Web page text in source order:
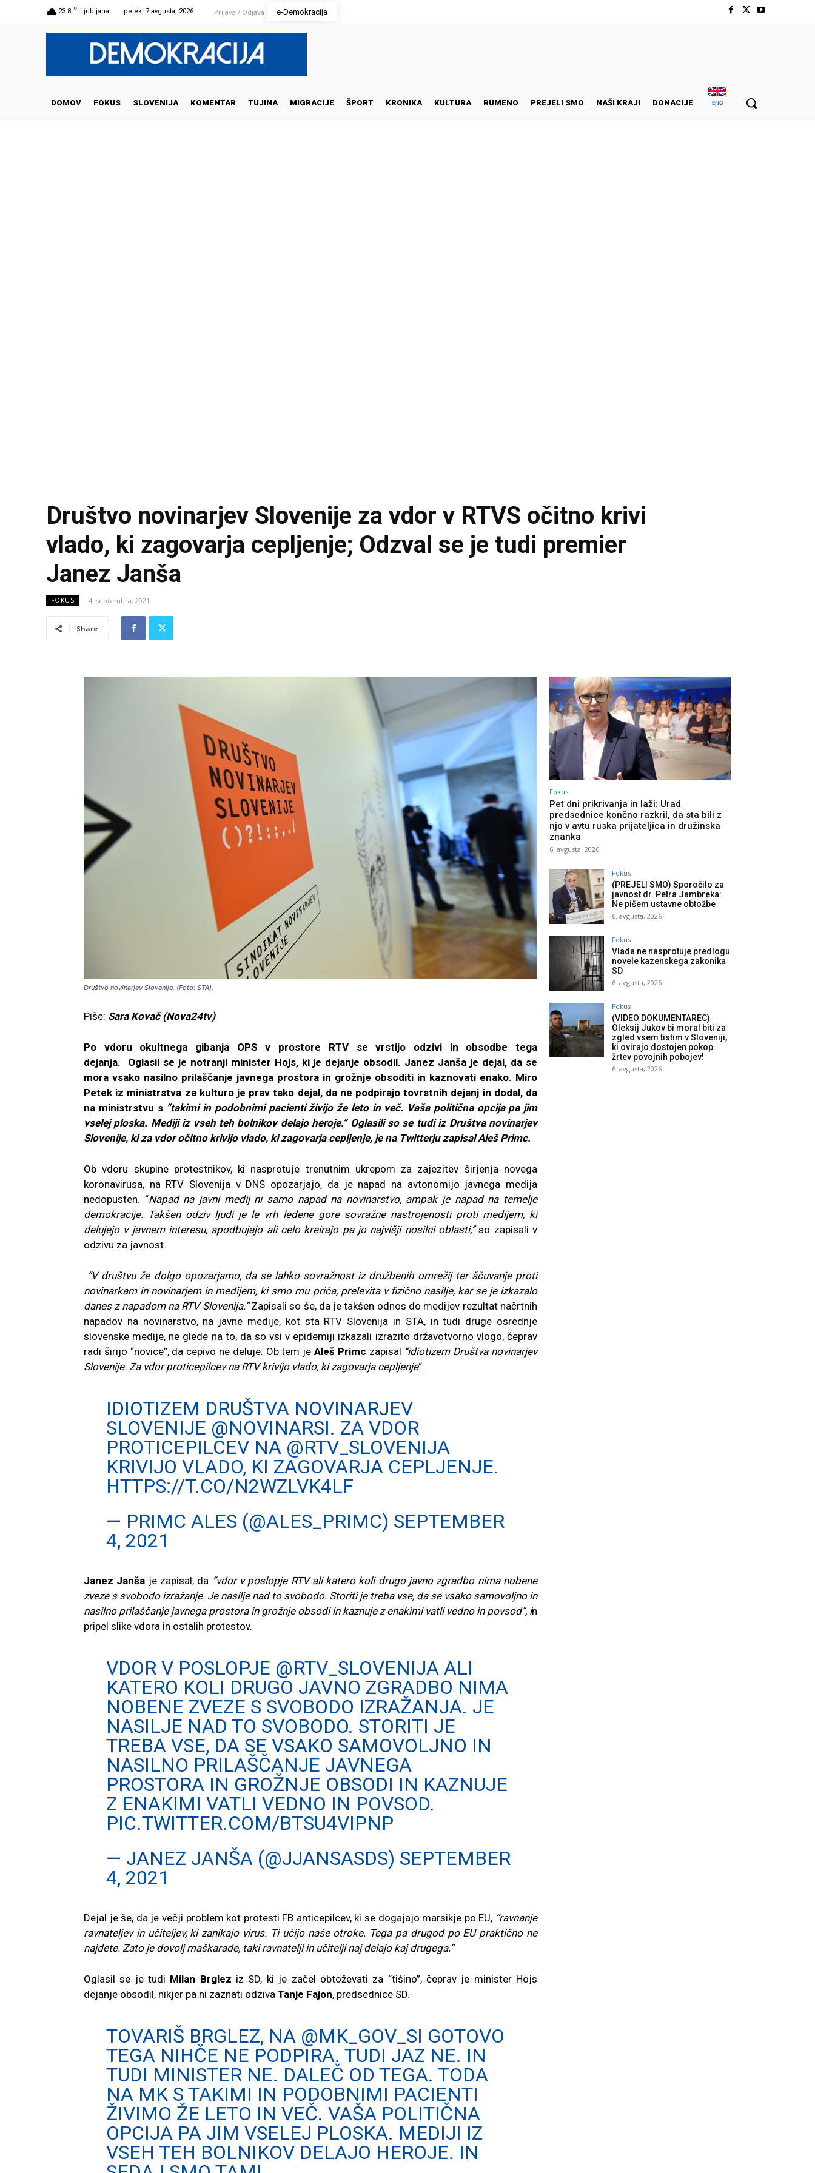
23.8 C Ljubljana petek, 7 avgusta, 2026 Prijava / Odjava e-Demokracija
DOMOV FOKUS SLOVENIJA KOMENTAR TUJINA MIGRACIJE ŠPORT KRONIKA KULTURA RUMENO PREJELI SMO NAŠI KRAJI DONACIJE ENG
Društvo novinarjev Slovenije za vdor v RTVS očitno krivi
vlado, ki zagovarja cepljenje; Odzval se je tudi premier
Janez Janša
FOKUS 4. septembra, 2021
Share
Društvo novinarjev Slovenije. (Foto: STA).
Piše: Sara Kovač (Nova24tv)
Po vdoru okultnega gibanja OPS v prostore RTV se vrstijo odzivi in obsodbe tega
dejanja.
Oglasil se je notranji minister Hojs, ki je dejanje obsodil. Janez Janša je dejal, da se
mora vsako nasilno prilaščanje javnega prostora in grožnje obsoditi in kaznovati enako. Miro
Petek iz ministrstva za kulturo je prav tako dejal, da ne podpirajo tovrstnih dejanj in dodal, da
na ministrstvu s “takimi in podobnimi pacienti živijo že leto in več. Vaša politična opcija pa jim
vselej ploska. Mediji iz vseh teh bolnikov delajo heroje.” Oglasili so se tudi iz Društva novinarjev
Slovenije, ki za vdor očitno krivijo vlado, ki zagovarja cepljenje, je na Twitterju zapisal Aleš Primc.
Ob vdoru skupine protestnikov, ki nasprotuje trenutnim ukrepom za zajezitev širjenja novega
koronavirusa, na RTV Slovenija v DNS opozarjajo, da je napad na avtonomijo javnega medija
nedopusten. “Napad na javni medij ni samo napad na novinarstvo, ampak je napad na temelje
demokracije. Takšen odziv ljudi je le vrh ledene gore sovražne nastrojenosti proti medijem, ki
delujejo v javnem interesu, spodbujajo ali celo kreirajo pa jo najvišji nosilci oblasti,”so zapisali v
odzivu za javnost.
“V društvu že dolgo opozarjamo, da se lahko sovražnost iz družbenih omrežij ter ščuvanje proti
novinarkam in novinarjem in medijem, ki smo mu priča, prelevita v fizično nasilje, kar se je izkazalo
danes z napadom na RTV Slovenija.”Zapisali so še, da je takšen odnos do medijev rezultat načrtnih
napadov na novinarstvo, na javne medije, kot sta RTV Slovenija in STA, in tudi druge osrednje
slovenske medije, ne glede na to, da so vsi v epidemiji izkazali izrazito državotvorno vlogo, čeprav
radi širijo “novice”, da cepivo ne deluje. Ob tem je Aleš Primc zapisal “idiotizem Društva novinarjev
Slovenije. Za vdor proticepilcev na RTV krivijo vlado, ki zagovarja cepljenje“.
IDIOTIZEM DRUŠTVA NOVINARJEV
SLOVENIJE @NOVINARSI. ZA VDOR
PROTICEPILCEV NA @RTV_SLOVENIJA
KRIVIJO VLADO, KI ZAGOVARJA CEPLJENJE.
HTTPS://T.CO/N2WZLVK4LF
— PRIMC ALES (@ALES_PRIMC) SEPTEMBER
4, 2021
Janez Janša je zapisal, da “vdor v poslopje RTV ali katero koli drugo javno zgradbo nima nobene
zveze s svobodo izražanje. Je nasilje nad to svobodo. Storiti je treba vse, da se vsako samovoljno in
nasilno prilaščanje javnega prostora in grožnje obsodi in kaznuje z enakimi vatli vedno in povsod”, in
pripel slike vdora in ostalih protestov.
VDOR V POSLOPJE @RTV_SLOVENIJA ALI
KATERO KOLI DRUGO JAVNO ZGRADBO NIMA
NOBENE ZVEZE S SVOBODO IZRAŽANJA. JE
NASILJE NAD TO SVOBODO. STORITI JE
TREBA VSE, DA SE VSAKO SAMOVOLJNO IN
NASILNO PRILAŠČANJE JAVNEGA
PROSTORA IN GROŽNJE OBSODI IN KAZNUJE
Z ENAKIMI VATLI VEDNO IN POVSOD.
PIC.TWITTER.COM/BTSU4VIPNP
— JANEZ JANŠA (@JJANSASDS) SEPTEMBER
4, 2021
Dejal je še, da je večji problem kot protesti FB anticepilcev, ki se dogajajo marsikje po EU, “ravnanje
ravnateljev in učiteljev, ki zanikajo virus. Ti učijo naše otroke. Tega pa drugod po EU praktično ne
najdete. Zato je dovolj maškarade, taki ravnatelji in učitelji naj delajo kaj drugega.”
Oglasil se je tudi Milan Brglez iz SD, ki je začel obtoževati za “tišino”, čeprav je minister Hojs
dejanje obsodil, nikjer pa ni zaznati odziva Tanje Fajon, predsednice SD.
TOVARIŠ BRGLEZ, NA @MK_GOV_SI GOTOVO
TEGA NIHČE NE PODPIRA. TUDI JAZ NE. IN
TUDI MINISTER NE. DALEČ OD TEGA. TODA
NA MK S TAKIMI IN PODOBNIMI PACIENTI
ŽIVIMO ŽE LETO IN VEČ. VAŠA POLITIČNA
OPCIJA PA JIM VSELEJ PLOSKA. MEDIJI IZ
VSEH TEH BOLNIKOV DELAJO HEROJE. IN
Fokus
Pet dni prikrivanja in laži: Urad
predsednice končno razkril, da sta bili z
njo v avtu ruska prijateljica in družinska
znanka
6. avgusta, 2026
Fokus
(PREJELI SMO) Sporočilo za
javnost dr. Petra Jambreka:
Ne pišem ustavne obtožbe
6. avgusta, 2026
Fokus
Vlada ne nasprotuje predlogu
novele kazenskega zakonika
SD
6. avgusta, 2026
Fokus
(VIDEO DOKUMENTAREC)
Oleksij Jukov bi moral biti za
zgled vsem tistim v Sloveniji,
ki ovirajo dostojen pokop
žrtev povojnih pobojev!
6. avgusta, 2026